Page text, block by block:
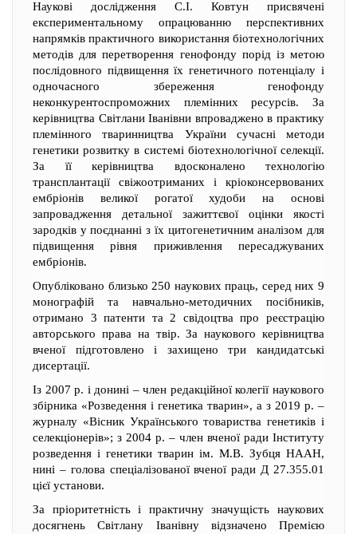
Наукові дослідження С.І. Ковтун присвячені
експериментальному опрацюванню перспективних
напрямків практичного використання біотехнологічних
методів для перетворення генофонду порід із метою
послідовного підвищення їх генетичного потенціалу і
одночасного збереження генофонду
неконкурентоспроможних племінних ресурсів. За
керівництва Світлани Іванівни впроваджено в практику
племінного тваринництва України сучасні методи
генетики розвитку в системі біотехнологічної селекції.
За її керівництва вдосконалено технологію
трансплантації свіжоотриманих і кріоконсервованих
ембріонів великої рогатої худоби на основі
запровадження детальної зажиттєвої оцінки якості
зародків у поєднанні з їх цитогенетичним аналізом для
підвищення рівня приживлення пересаджуваних
ембріонів.
Опубліковано близько 250 наукових праць, серед них 9
монографій та навчально-методичних посібників,
отримано 3 патенти та 2 свідоцтва про реєстрацію
авторського права на твір. За наукового керівництва
вченої підготовлено і захищено три кандидатські
дисертації.
Із 2007 р. і донині – член редакційної колегії наукового
збірника «Розведення і генетика тварин», а з 2019 р. –
журналу «Вісник Українського товариства генетиків і
селекціонерів»; з 2004 р. – член вченої ради Інституту
розведення і генетики тварин ім. М.В. Зубця НААН,
нині – голова спеціалізованої вченої ради Д 27.355.01
цієї установи.
За пріоритетність і практичну значущість наукових
досягнень Світлану Іванівну відзначено Премією